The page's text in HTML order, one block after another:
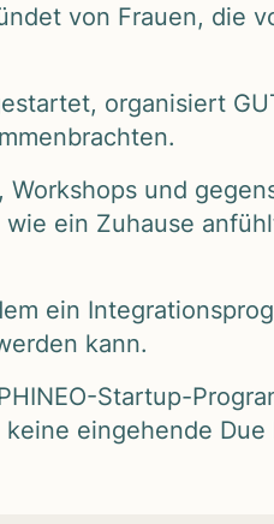
von Frauen, die
orga­ni­siert
und
ein Zuhause
ein
kann.
Startup-
ein­ge­hende Due